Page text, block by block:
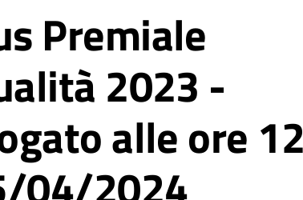
Premiale
2023 -
alle ore